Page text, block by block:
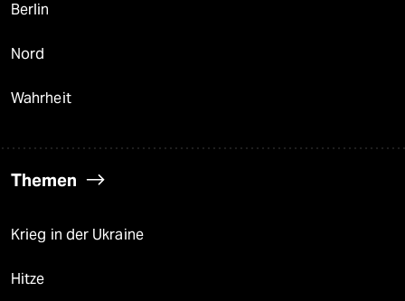
Berlin
Nord
Wahrheit
Themen
Krieg in der Ukraine
Hitze